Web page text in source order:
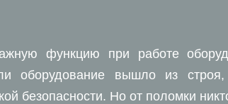
функцию при работе
оборудование вышло из
безопасности. Но от поломки